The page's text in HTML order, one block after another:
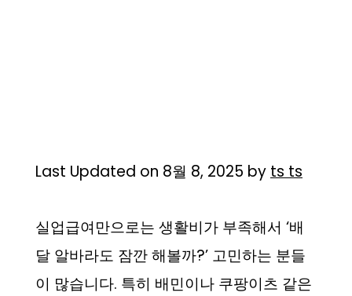
Last Updated on 8월 8, 2025 by ts ts
실업급여만으로는 생활비가 부족해서 ‘배
달 알바라도 잠깐 해볼까?’ 고민하는 분들
이 많습니다. 특히 배민이나 쿠팡이츠 같은